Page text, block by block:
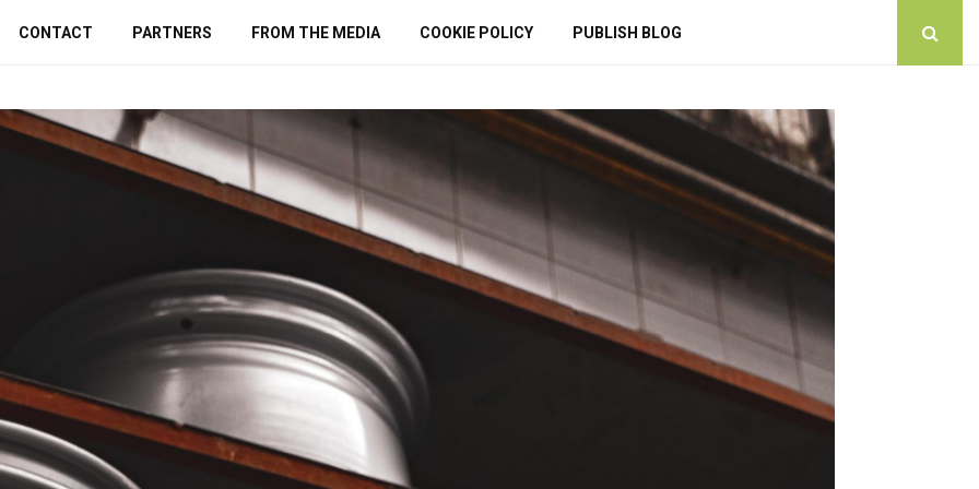
CONTACT PARTNERS FROM THE MEDIA COOKIE POLICY PUBLISH BLOG